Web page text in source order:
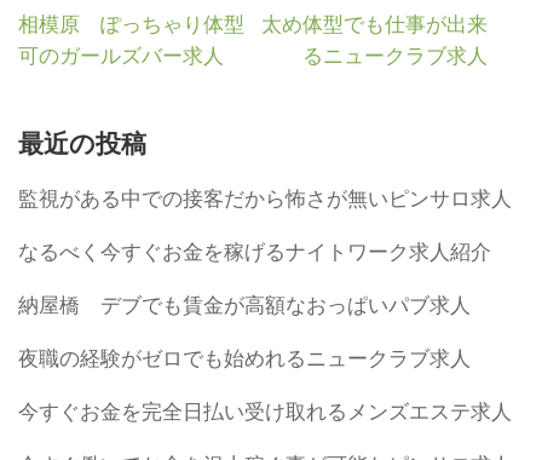
投
稿
ゲ
ー
シ
ョ
相模原 ぽっちゃり体型
可のガールズバー求人
太め体型でも仕事が出来
るニュークラブ求人
最近の投稿
監視がある中での接客だから怖さが無いピンサロ求人
なるべく今すぐお金を稼げるナイトワーク求人紹介
納屋橋 デブでも賃金が高額なおっぱいパブ求人
夜職の経験がゼロでも始めれるニュークラブ求人
今すぐお金を完全日払い受け取れるメンズエステ求人